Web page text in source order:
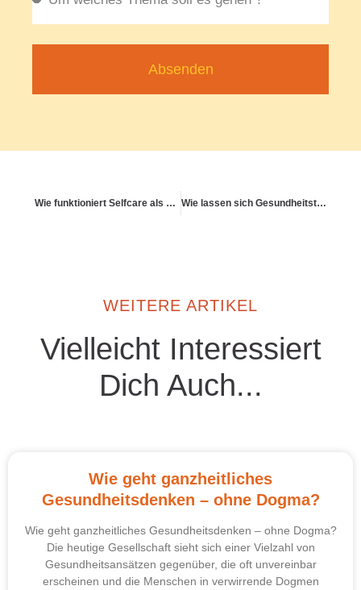
Absenden
Wie funktioniert Selfcare als pflegender Mensch? Wie lassen sich Gesundheitsthemen sinnvoll in Teamtage integrieren?
WEITERE ARTIKEL
Vielleicht Interessiert
Dich Auch...
Wie geht ganzheitliches
Gesundheitsdenken – ohne Dogma?
Wie geht ganzheitliches Gesundheitsdenken – ohne Dogma?
Die heutige Gesellschaft sieht sich einer Vielzahl von
Gesundheitsansätzen gegenüber, die oft unvereinbar
erscheinen und die Menschen in verwirrende Dogmen